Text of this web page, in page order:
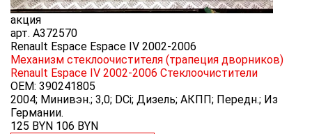
акция
арт. A372570
Renault Espace Espace IV 2002-2006
Механизм стеклоочистителя (трапеция дворников)
Renault Espace IV 2002-2006 Стеклоочистители
OEM: 390241805
2004; Минивэн.; 3,0; DCi; Дизель; АКПП; Передн.; Из
Германии.
125 BYN 106 BYN